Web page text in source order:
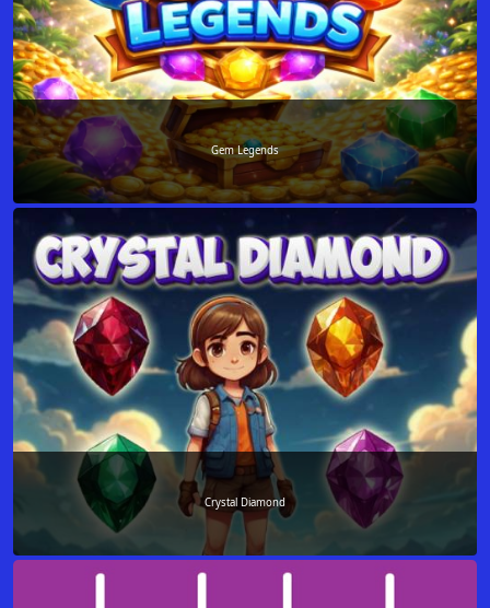
Gem Legends
Crystal Diamond